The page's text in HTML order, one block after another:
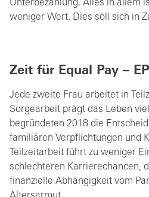
Unterbezahlung. Alles in allem
weniger Wert. Dies soll sich in
Zeit für Equal Pay –
Jede zweite Frau arbeitet in
Sorgearbeit prägt das Leben
begründeten 2018 die
familiären Verpflichtungen und
Teilzeitarbeit führt zu weniger
schlechteren Karrierechancen,
finanzielle Abhängigkeit vom